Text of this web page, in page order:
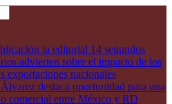
la editorial 14 segundos
advierten sobre el impacto de los
exportaciones nacionales
destaca oportunidad para una
comercial entre México y RD